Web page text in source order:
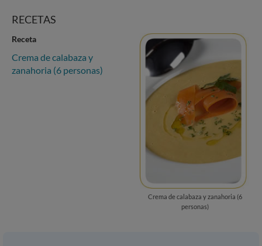
RECETAS
Receta
Crema de calabaza y
zanahoria (6 personas)
Crema de calabaza y zanahoria (6
personas)